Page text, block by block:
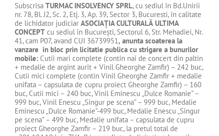
Subscrisa TURMAC INSOLVENCY SPRL, cu sediul în Bd.Unirii
nr. 78, Bl. J2, Sc. 2, Etj. 3, Ap. 39, Sector 3, Bucuresti, în calitate
de lichidator judiciar ASOCIAŢIA CULTURALĂ ULTIMA
CONCEPT cu sediul în Bucureşti, Sectorul 6, Str. Mehadiei, Nr.
41, cam P07, avand CUI 36739951, anunta scoaterea la
vanzare in bloc prin licitatie publica cu strigare a bunurilor
mobile: Cutii mari complete (contin nai de concert din paltin
+ medalie de argint aurit + Vinil Gheorghe Zamfir) – 242 buc,
Cutii mici complete (contin Vinil Gheorghe Zamfir + medalie
unifata – capsulata de cupru proiect Gheorghe Zamfir) – 160
buc, Cutii mici – 240 buc, Vinil Eminescu „Dulce Romanie” –
999 buc, Vinil Enescu „Singur pe scena” – 999 buc, Medalie
Eminescu „Dulce Romanie”-499 buc, Medalie Enescu „Singur
pe scena” – 499 buc, Medalie unifata – capsulata de cupru
proiect Gheorghe Zamfir – 219 buc, la pretul total de